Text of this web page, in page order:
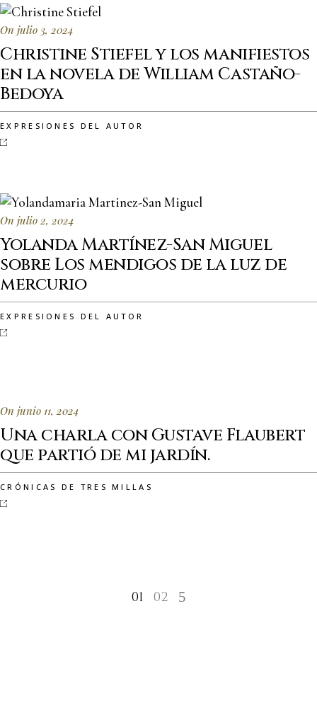
On julio 3, 2024
Christine Stiefel y los manifiestos
en la novela de William Castaño-
Bedoya
EXPRESIONES DEL AUTOR
On julio 2, 2024
Yolanda Martínez-San Miguel
sobre Los mendigos de la luz de
mercurio
EXPRESIONES DEL AUTOR
On junio 11, 2024
Una charla con Gustave Flaubert
que partió de mi jardín.
CRÓNICAS DE TRES MILLAS
01 02